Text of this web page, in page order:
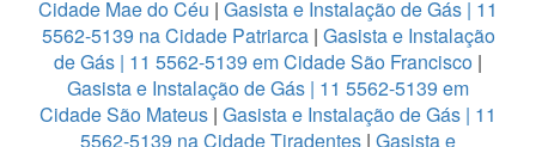
Cidade Mae do Céu | Gasista e Instalação de Gás | 11
5562-5139 na Cidade Patriarca| Gasista e Instalação
de Gás | 11 5562-5139 em Cidade São Francisco |
Gasista e Instalação de Gás | 11 5562-5139 em
Cidade São Mateus | Gasista e Instalação de Gás | 11
5562-5139 na Cidade Tiradentes | Gasista e